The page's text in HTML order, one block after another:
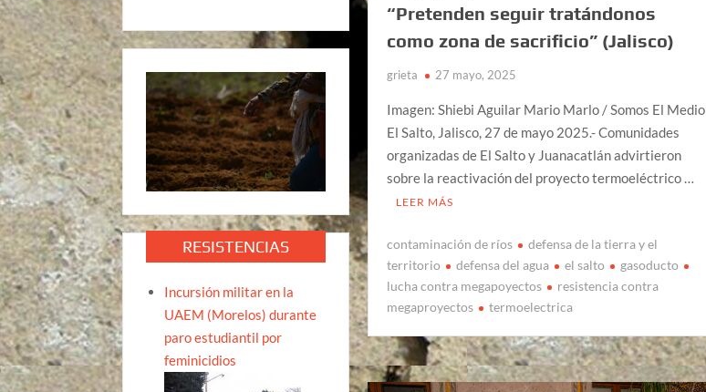
“Pretenden seguir tratándonos
como zona de sacrificio” (Jalisco)
grieta 27 mayo, 2025
Imagen: Shiebi Aguilar Mario Marlo / Somos El Medio
El Salto, Jalisco, 27 de mayo 2025.- Comunidades
organizadas de El Salto y Juanacatlán advirtieron
sobre la reactivación del proyecto termoeléctrico …
LEER MÁS
contaminación de ríos
defensa de la tierra y el
territorio
defensa del agua el salto
gasoducto
lucha contra megapoyectos
resistencia contra
megaproyectos
termoelectrica
RESISTENCIAS
Incursión militar en la
UAEM (Morelos) durante
paro estudiantil por
feminicidios